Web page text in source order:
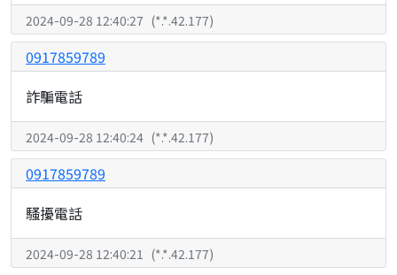
2024-09-28 12:40:27 (*.*.42.177)
0917859789
詐騙電話
2024-09-28 12:40:24 (*.*.42.177)
0917859789
騷擾電話
2024-09-28 12:40:21 (*.*.42.177)